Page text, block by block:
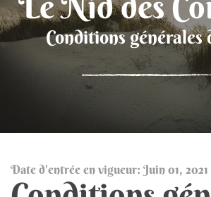
Conditions générales
Date d'entrée en vigueur: Juin 01, 2021